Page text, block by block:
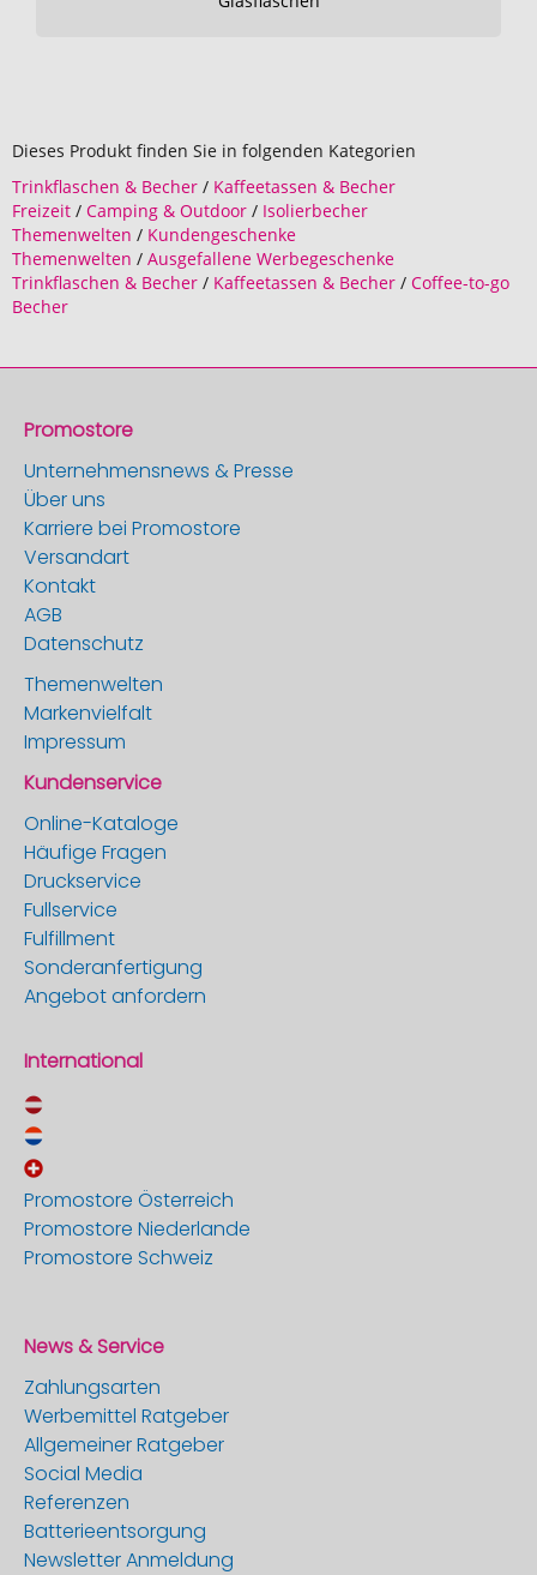
Dieses Produkt finden Sie in folgenden Kategorien
Trinkflaschen & Becher / Kaffeetassen & Becher
Freizeit / Camping & Outdoor / Isolierbecher
Themenwelten / Kundengeschenke
Themenwelten / Ausgefallene Werbegeschenke
Trinkflaschen & Becher / Kaffeetassen & Becher / Coffee-to-go
Becher
Promostore
Unternehmensnews & Presse
Über uns
Karriere bei Promostore
Versandart
Kontakt
AGB
Datenschutz
Themenwelten
Markenvielfalt
Impressum
Kundenservice
Online-Kataloge
Häufige Fragen
Druckservice
Fullservice
Fulfillment
Sonderanfertigung
Angebot anfordern
International
Promostore Österreich
Promostore Niederlande
Promostore Schweiz
News & Service
Zahlungsarten
Werbemittel Ratgeber
Allgemeiner Ratgeber
Social Media
Referenzen
Batterieentsorgung
Newsletter Anmeldung